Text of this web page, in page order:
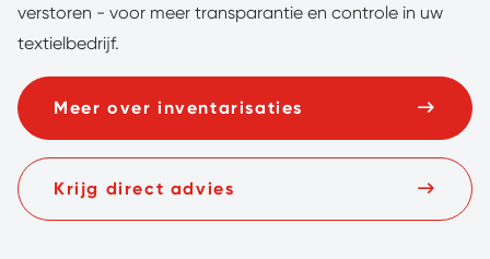
verstoren - voor meer transparantie en controle in uw
textielbedrijf.
Meer over inventarisaties
Krijg direct advies